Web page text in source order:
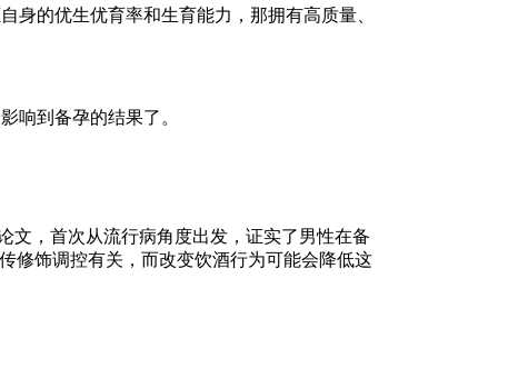
的优生优育率和生育能力，那拥有高质量、
到备孕的结果了。
，首次从流行病角度出发，证实了男性在备
修饰调控有关，而改变饮酒行为可能会降低这